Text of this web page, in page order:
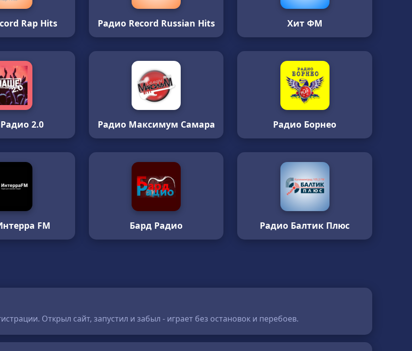
Rap Hits Радио Record Russian Hits Хит ФМ
2.0 Радио Максимум Самара Радио Борнео
FM Бард Радио Радио Балтик Плюс
Открыл сайт, запустил и забыл - играет без остановок и перебоев.